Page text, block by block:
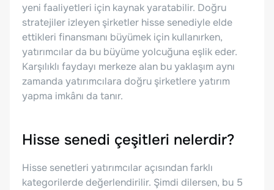
yeni faaliyetleri için kaynak yaratabilir. Doğru
stratejiler izleyen şirketler hisse senediyle elde
ettikleri finansmanı büyümek için kullanırken,
yatırımcılar da bu büyüme yolcuğuna eşlik eder.
Karşılıklı faydayı merkeze alan bu yaklaşım aynı
zamanda yatırımcılara doğru şirketlere yatırım
yapma imkânı da tanır.
Hisse senedi çeşitleri nelerdir?
Hisse senetleri yatırımcılar açısından farklı
kategorilerde değerlendirilir. Şimdi dilersen, bu 5